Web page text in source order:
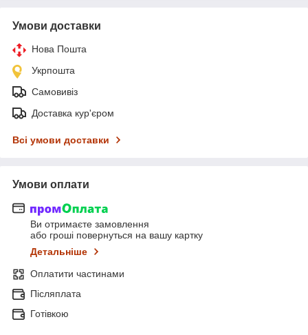
Умови доставки
Нова Пошта
Укрпошта
Самовивіз
Доставка кур'єром
Всі умови доставки
Умови оплати
Ви отримаєте замовлення
або гроші повернуться на вашу картку
Детальніше
Оплатити частинами
Післяплата
Готівкою